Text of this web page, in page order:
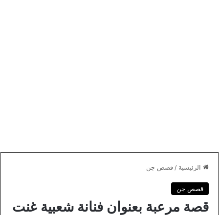
الرئيسية / قصص جن
قصص جن
قصة مرعبة بعنوان فنانة شعبية غنت